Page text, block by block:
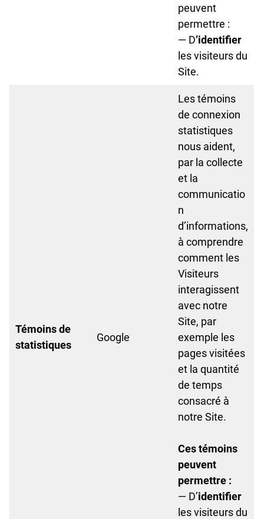
peuvent
permettre :
— D’identifier
les visiteurs du
Site.
Témoins de
statistiques
Google
Les témoins
de connexion
statistiques
nous aident,
par la collecte
et la
communicatio
n
d’informations,
à comprendre
comment les
Visiteurs
interagissent
avec notre
Site, par
exemple les
pages visitées
et la quantité
de temps
consacré à
notre Site.
Ces témoins
peuvent
permettre :
— D’identifier
les visiteurs du